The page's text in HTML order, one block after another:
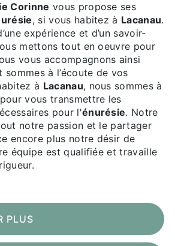
Corinne vous propose ses
, si vous habitez à Lacanau.
expérience et d’un savoir-
mettons tout en oeuvre pour
vous accompagnons ainsi
sommes à l’écoute de vos
à Lacanau, nous sommes à
vous transmettre les
pour l'énurésie. Notre
notre passion et le partager
encore plus notre désir de
équipe est qualifiée et travaille
PLUS